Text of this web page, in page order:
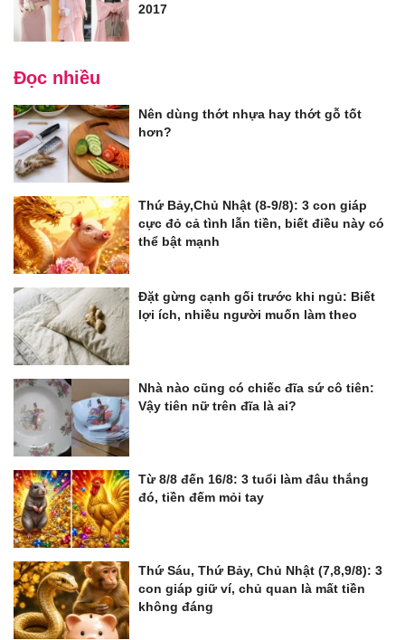
2017
Đọc nhiều
Nên dùng thớt nhựa hay thớt gỗ tốt
hơn?
Thứ Bảy,Chủ Nhật (8-9/8): 3 con giáp
cực đỏ cả tình lẫn tiền, biết điều này có
thể bật mạnh
Đặt gừng cạnh gối trước khi ngủ: Biết
lợi ích, nhiều người muốn làm theo
Nhà nào cũng có chiếc đĩa sứ cô tiên:
Vậy tiên nữ trên đĩa là ai?
Từ 8/8 đến 16/8: 3 tuổi làm đâu thắng
đó, tiền đếm mỏi tay
Thứ Sáu, Thứ Bảy, Chủ Nhật (7,8,9/8): 3
con giáp giữ ví, chủ quan là mất tiền
không đáng